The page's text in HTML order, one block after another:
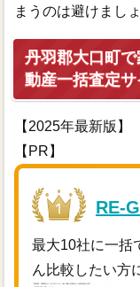
まうのは避けましょ
丹羽郡大口町
動産一括査定
【2025年最新版】
【PR】
RE-
最大10社に一括
ん比較したい方